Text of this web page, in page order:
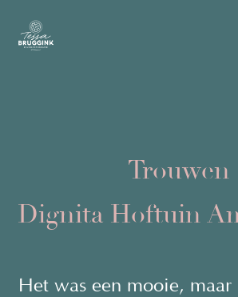
Trouwen
Dignita Hoftuin
Het was een mooie, maar